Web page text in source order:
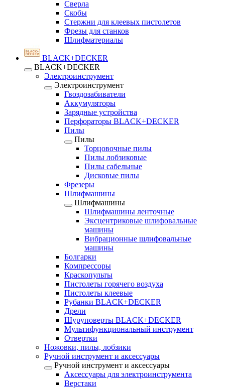
Сверла
Скобы
Стержни для клеевых пистолетов
Фрезы для станков
Шлифматериалы
BLACK+DECKER
BLACK+DECKER
Электроинструмент
Электроинструмент
Гвоздозабиватели
Аккумуляторы
Зарядные устройства
Перфораторы BLACK+DECKER
Пилы
Пилы
Торцовочные пилы
Пилы лобзиковые
Пилы сабельные
Дисковые пилы
Фрезеры
Шлифмашины
Шлифмашины
Шлифмашины ленточные
Эксцентриковые шлифовальные
машины
Вибрационные шлифовальные
машины
Болгарки
Компрессоры
Краскопульты
Пистолеты горячего воздуха
Пистолеты клеевые
Рубанки BLACK+DECKER
Дрели
Шуруповерты BLACK+DECKER
Мультифункциональный инструмент
Отвертки
Ножовки, пилы, лобзики
Ручной инструмент и аксессуары
Ручной инструмент и аксессуары
Аксессуары для электроинструмента
Верстаки